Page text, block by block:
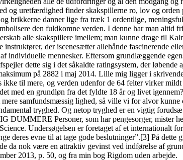
og uretfærdighed finder skakspillerne ro, lov og
brikkerne danner lige fra træk 1 ordentlige,
den fuldkomne verden. I denne har man
alle skakspillere imellem; man kunne drage til
instruktører, der iscenesætter allehånde fascinerende
individuelle mennesker. Eftersom grundlæggende
dette sig i det såkaldte ratingsystem, der
på 2882 i maj 2014. Lille mig ligger i
til mere, og verden udenfor de 64 felter virker
med en grundløn fra det fyldte 18 år og livet
samfundsmæssig lighed, så ville vi for alvor
tryghed. Og netop tryghed er en vigtig
DUMMERE Personer, som har pengesorger, mister
Undersøgelsen er foretaget af et internationalt
deres evne til at tage gode beslutninger”.[3] På
da nok være en attraktiv gevinst ved indførelse af
2013, p. 50, og fra min bog Rigdom uden arbejde.